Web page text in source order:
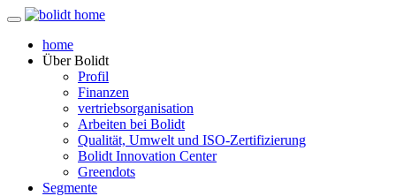
home
ÜberBolidt
Profil
Finanzen
vertriebsorganisation
Arbeiten bei Bolidt
Qualität, Umwelt und ISO-Zertifizierung
Bolidt Innovation Center
Greendots
Segmente